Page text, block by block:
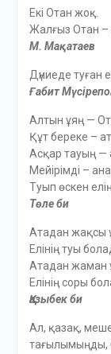
Екі Отан жоқ.
Жалғыз Отан –
М. Мақатаев
Дүниеде туған
Ғабит
Алтын ұяң —
Құт береке –
Асқар тауың —
Мейірімді –
Туып өскен
Төле би
Атадан жақсы
Елінің туы
Атадан жаман
Елінің соры
Қазыбек би
Ал, қазақ,
тағылымыңды,